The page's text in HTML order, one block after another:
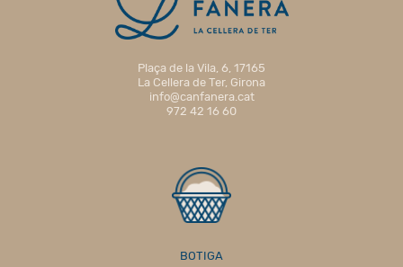
Plaça de la Vila, 6, 17165
La Cellera de Ter, Girona
info@canfanera.cat
972 42 16 60
BOTIGA